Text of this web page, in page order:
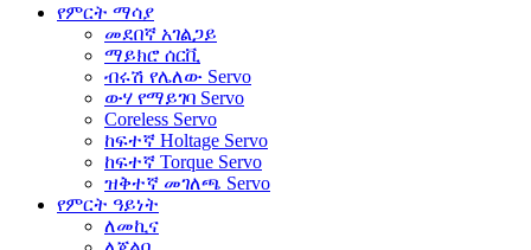
የምርት ማሳያ
መደበኛ አገልጋይ
ማይክሮ ሰርቪ
ብሩሽ የሌለው Servo
ውሃ የማይገባ Servo
Coreless Servo
ከፍተኛ Holtage Servo
ከፍተኛ Torque Servo
ዝቅተኛ መገለጫ Servo
የምርት ዓይነት
ለመኪና